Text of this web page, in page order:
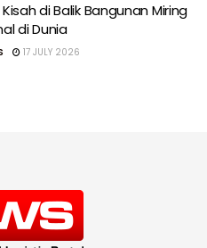
di Balik Bangunan Miring
di Dunia
17 JULY 2026